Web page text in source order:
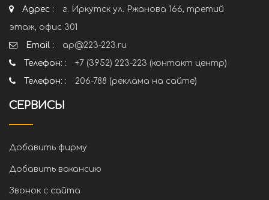
Адрес :
г. Иркутск ул. Ржанова 166, третий
этаж, офис 301
Email :
ap@223-223.ru
Телефон: :
+7 (3952) 223-223 (контакт центр)
Телефон: :
206-788 (реклама на сайте)
СЕРВИСЫ
Добавить фирму
Добавить вакансию
Звонок с сайта